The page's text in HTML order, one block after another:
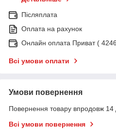
Післяплата
Оплата на рахунок
Онлайн оплата Приват (
Всі умови оплати
Умови повернення
Повернення товару впродовж 14
Всі умови повернення